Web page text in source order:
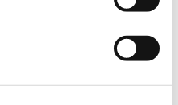
Das B1-Zertifikat ist
in Deutschland